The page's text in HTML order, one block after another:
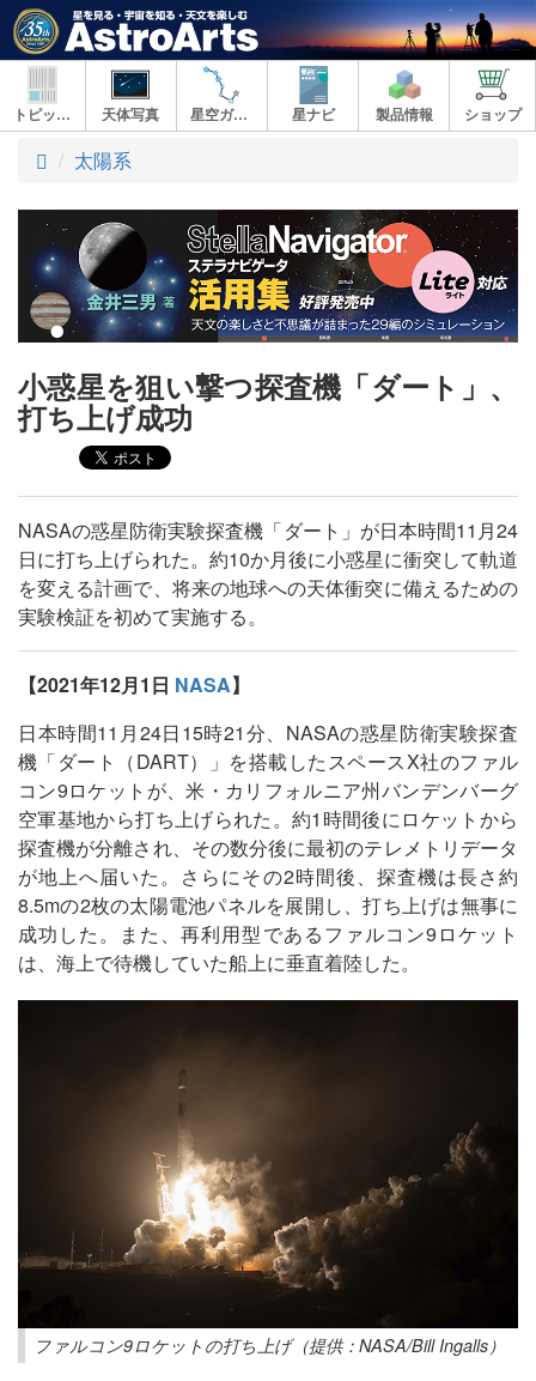
トピックス 天体写真 星空ガイド 星ナビ 製品情報 ショップ
ト
プ
太陽系
小惑星を狙い撃つ探査機「ダート」、
打ち上げ成功
NASAの惑星防衛実験探査機「ダート」が日本時間11月24
日に打ち上げられた。約10か月後に小惑星に衝突して軌道
を変える計画で、将来の地球への天体衝突に備えるための
実験検証を初めて実施する。
【2021年12月1日 NASA】
日本時間11月24日15時21分、NASAの惑星防衛実験探査
機「ダート（DART）」を搭載したスペースX社のファル
コン9ロケットが、米・カリフォルニア州バンデンバーグ
空軍基地から打ち上げられた。約1時間後にロケットから
探査機が分離され、その数分後に最初のテレメトリデータ
が地上へ届いた。さらにその2時間後、探査機は長さ約
8.5mの2枚の太陽電池パネルを展開し、打ち上げは無事に
成功した。また、再利用型であるファルコン9ロケット
は、海上で待機していた船上に垂直着陸した。
ファルコン9ロケットの打ち上げ（提供：NASA/Bill Ingalls）